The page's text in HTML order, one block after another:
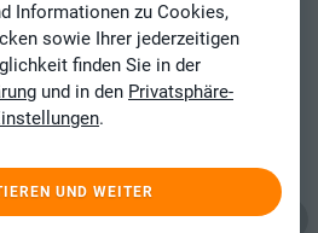
Informationen zu Cookies,
sowie Ihrer jederzeitigen
finden Sie in der
und in den Privatsphäre-
.
UND WEITER